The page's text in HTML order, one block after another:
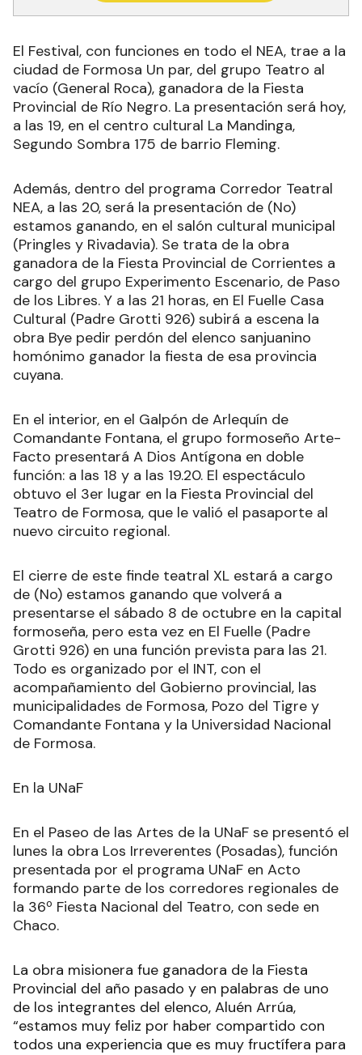
El Festival, con funciones en todo el NEA, trae a la
ciudad de Formosa Un par, del grupo Teatro al
vacío (General Roca), ganadora de la Fiesta
Provincial de Río Negro. La presentación será hoy,
a las 19, en el centro cultural La Mandinga,
Segundo Sombra 175 de barrio Fleming.
Además, dentro del programa Corredor Teatral
NEA, a las 20, será la presentación de (No)
estamos ganando, en el salón cultural municipal
(Pringles y Rivadavia). Se trata de la obra
ganadora de la Fiesta Provincial de Corrientes a
cargo del grupo Experimento Escenario, de Paso
de los Libres. Y a las 21 horas, en El Fuelle Casa
Cultural (Padre Grotti 926) subirá a escena la
obra Bye pedir perdón del elenco sanjuanino
homónimo ganador la fiesta de esa provincia
cuyana.
En el interior, en el Galpón de Arlequín de
Comandante Fontana, el grupo formoseño Arte-
Facto presentará A Dios Antígona en doble
función: a las 18 y a las 19.20. El espectáculo
obtuvo el 3er lugar en la Fiesta Provincial del
Teatro de Formosa, que le valió el pasaporte al
nuevo circuito regional.
El cierre de este finde teatral XL estará a cargo
de (No) estamos ganando que volverá a
presentarse el sábado 8 de octubre en la capital
formoseña, pero esta vez en El Fuelle (Padre
Grotti 926) en una función prevista para las 21.
Todo es organizado por el INT, con el
acompañamiento del Gobierno provincial, las
municipalidades de Formosa, Pozo del Tigre y
Comandante Fontana y la Universidad Nacional
de Formosa.
En la UNaF
En el Paseo de las Artes de la UNaF se presentó el
lunes la obra Los Irreverentes (Posadas), función
presentada por el programa UNaF en Acto
formando parte de los corredores regionales de
la 36º Fiesta Nacional del Teatro, con sede en
Chaco.
La obra misionera fue ganadora de la Fiesta
Provincial del año pasado y en palabras de uno
de los integrantes del elenco, Aluén Arrúa,
“estamos muy feliz por haber compartido con
todos una experiencia que es muy fructífera para